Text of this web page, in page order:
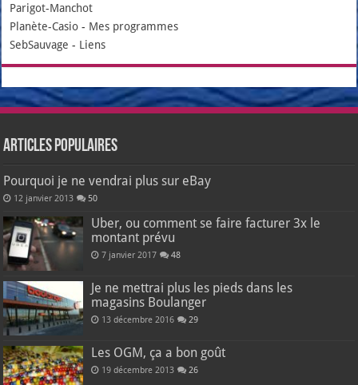
Parigot-Manchot
Planète-Casio - Mes programmes
SebSauvage - Liens
Articles populaires
Pourquoi je ne vendrai plus sur eBay
12 janvier 2013 50
Uber, ou comment se faire facturer 3x le
montant prévu
7 janvier 2017 48
Je ne mettrai plus les pieds dans les
magasins Boulanger
13 décembre 2016 29
Les OGM, ça a bon goût
19 décembre 2013 26